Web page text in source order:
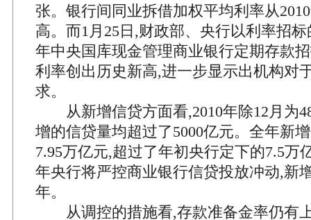
张。银行间同业拆借加权平均利率从
高。而1月25日,财政部、央行以利率招
年中央国库现金管理商业银行定期存款
利率创出历史新高,进一步显示出机构对
求。
从新增信贷方面看,2010年除12月为
增的信贷量均超过了5000亿元。全年新
7.95万亿元,超过了年初央行定下的7.5万
年央行将严控商业银行信贷投放冲动,新
年。
从调控的措施看,存款准备金率仍有